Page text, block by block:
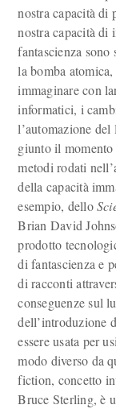
nostra capacità di
nostra capacità di
fantascienza
la bomba
immaginare con
informatici, i
l’automazione
giunto il
metodi rodati
della capacità
esempio, dello
Brian David
prodotto
di fantascienza e
di racconti
conseguenze sul
dell’introduzione
essere usata per
modo diverso da
fiction, concetto
Bruce Sterling, è